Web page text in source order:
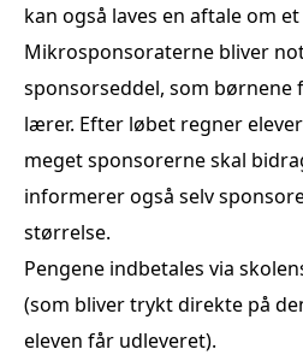
kan også laves en aftale om
Mikrosponsoraterne bliver
sponsorseddel, som børnene
lærer. Efter løbet regner
meget sponsorerne skal
informerer også selv
størrelse.
Pengene indbetales via
(som bliver trykt direkte på
eleven får udleveret).